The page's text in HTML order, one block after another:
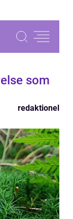
som
redaktionel